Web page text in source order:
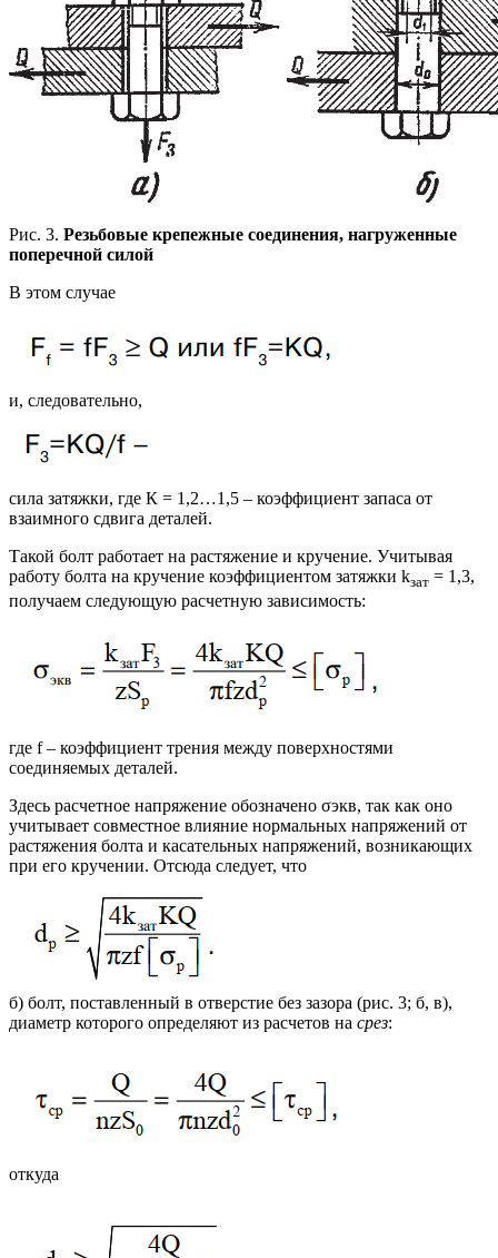
Рис. 3. Резьбовые крепежные соединения, нагруженные
поперечной силой
В этом случае
и, следовательно,
сила затяжки, где К = 1,2…1,5 – коэффициент запаса от
взаимного сдвига деталей.
Такой болт работает на растяжение и кручение. Учитывая
работу болта на кручение коэффициентом затяжки kзат = 1,3,
получаем следующую расчетную зависимость:
где f – коэффициент трения между поверхностями
соединяемых деталей.
Здесь расчетное напряжение обозначено σэкв, так как оно
учитывает совместное влияние нормальных напряжений от
растяжения болта и касательных напряжений, возникающих
при его кручении. Отсюда следует, что
б) болт, поставленный в отверстие без зазора (рис. 3; б, в),
диаметр которого определяют из расчетов на срез:
откуда